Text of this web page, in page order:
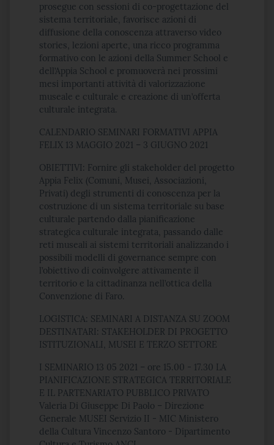
prosegue con sessioni di co-progettazione del
sistema territoriale, favorisce azioni di
diffusione della conoscenza attraverso video
stories, lezioni aperte, una ricco programma
formativo con le azioni della Summer School e
dell’Appia School e promuoverà nei prossimi
mesi importanti attività di valorizzazione
museale e culturale e creazione di un’offerta
culturale integrata.
CALENDARIO SEMINARI FORMATIVI APPIA
FELIX 13 MAGGIO 2021 – 3 GIUGNO 2021
OBIETTIVI: Fornire gli stakeholder del progetto
Appia Felix (Comuni, Musei, Associazioni,
Privati) degli strumenti di conoscenza per la
costruzione di un sistema territoriale su base
culturale partendo dalla pianificazione
strategica culturale integrata, passando dalle
reti museali ai sistemi territoriali analizzando i
possibili modelli di governance sempre con
l’obiettivo di coinvolgere attivamente il
territorio e la cittadinanza nell’ottica della
Convenzione di Faro.
LOGISTICA: SEMINARI A DISTANZA SU ZOOM
DESTINATARI: STAKEHOLDER DI PROGETTO
ISTITUZIONALI, MUSEI E TERZO SETTORE
I SEMINARIO 13 05 2021 – ore 15.00 - 17.30 LA
PIANIFICAZIONE STRATEGICA TERRITORIALE
E IL PARTENARIATO PUBBLICO PRIVATO
Valeria Di Giuseppe Di Paolo – Direzione
Generale MUSEI Servizio II - MIC Ministero
della Cultura Vincenzo Santoro - Dipartimento